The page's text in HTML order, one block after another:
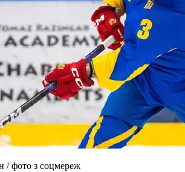
/ фото з соцмереж